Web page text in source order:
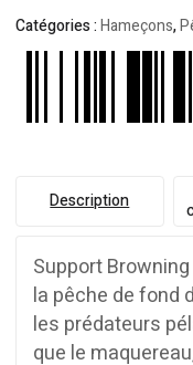
Catégories :Hameçons,
Description
Support
la pêche de fond
les prédateurs
que le